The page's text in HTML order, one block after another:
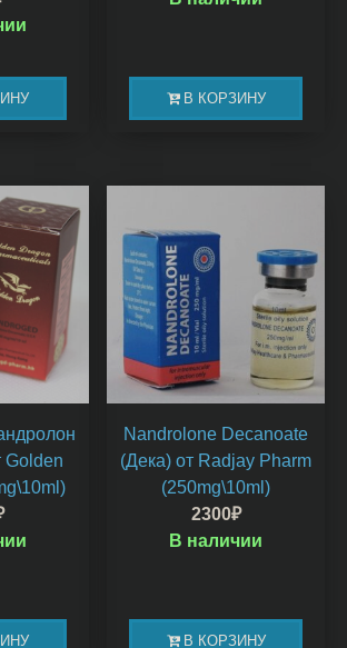
В КОРЗИНУ
Golden
Nandrolone Decanoate
(Дека) от Radjay Pharm
(250mg\10ml)
2300₽
В КОРЗИНУ
В наличии